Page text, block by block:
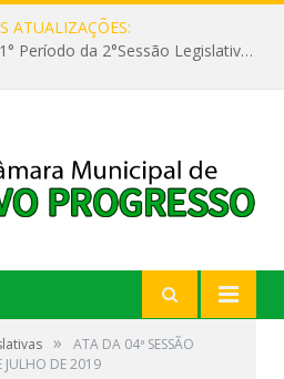
ATUALIZAÇÕES:
11ª Reunião Ordinária do 1° Período da 2°Sessão Legislativa da 9ª Legislatura do Poder Legislativo
»
ATA DA 04ª SESSÃO
JULHO DE 2019